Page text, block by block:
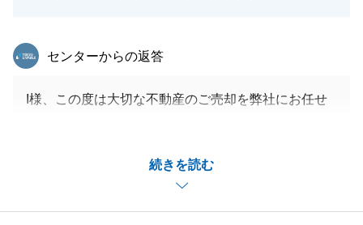
閉じる
続きを読む
東急リバブル
センターからの返答
I様、この度は大切な不動産のご売却を弊社にお任せ
な売買を実現する事が出来たと思っております。
重ねて感謝申し上げます。
今後も、些細な事でも結構ですので何かございました